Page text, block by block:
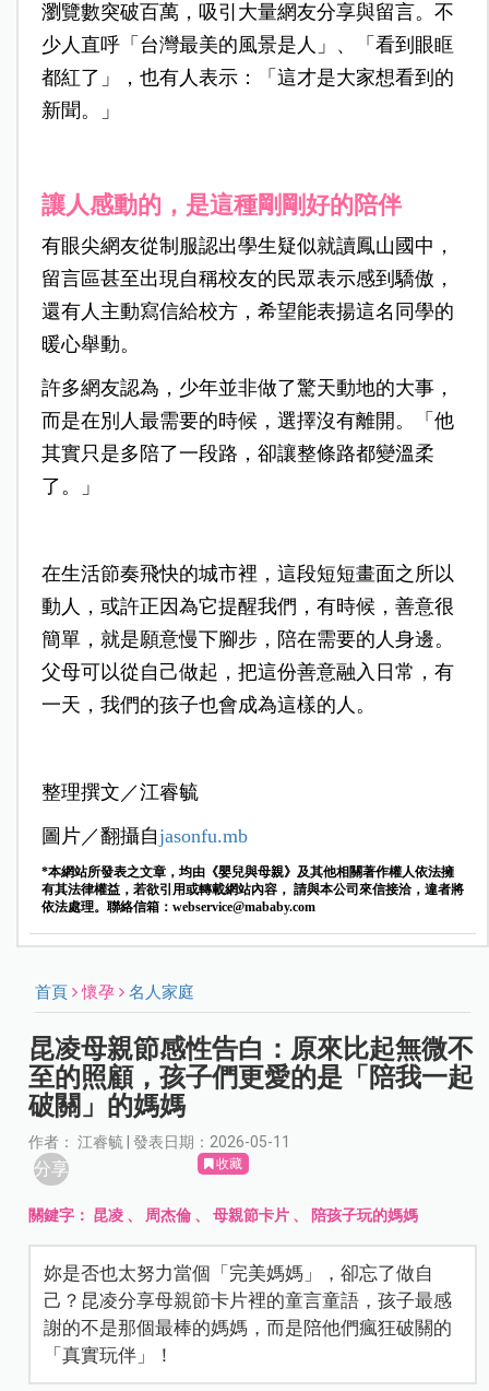
瀏覽數突破百萬，吸引大量網友分享與留言。不
少人直呼「台灣最美的風景是人」、「看到眼眶
都紅了」，也有人表示：「這才是大家想看到的
新聞。」
讓人感動的，是這種剛剛好的陪伴
有眼尖網友從制服認出學生疑似就讀鳳山國中，
留言區甚至出現自稱校友的民眾表示感到驕傲，
還有人主動寫信給校方，希望能表揚這名同學的
暖心舉動。
許多網友認為，少年並非做了驚天動地的大事，
而是在別人最需要的時候，選擇沒有離開。「他
其實只是多陪了一段路，卻讓整條路都變溫柔
了。」
在生活節奏飛快的城市裡，這段短短畫面之所以
動人，或許正因為它提醒我們，有時候，善意很
簡單，就是願意慢下腳步，陪在需要的人身邊。
父母可以從自己做起，把這份善意融入日常，有
一天，我們的孩子也會成為這樣的人。
整理撰文／江睿毓
圖片／翻攝自jasonfu.mb
*本網站所發表之文章，均由《嬰兒與母親》及其他相關著作權人依法擁
有其法律權益，若欲引用或轉載網站內容， 請與本公司來信接洽，違者將
依法處理。聯絡信箱： webservice@mababy.com
首頁 懷孕 名人家庭
昆凌母親節感性告白：原來比起無微不
至的照顧，孩子們更愛的是「陪我一起
破關」的媽媽
作者： 江睿毓 | 發表日期：2026-05-11
分享 收藏
關鍵字： 昆凌 、 周杰倫 、母親節卡片 、 陪孩子玩的媽媽
妳是否也太努力當個「完美媽媽」，卻忘了做自
己？昆凌分享母親節卡片裡的童言童語，孩子最感
謝的不是那個最棒的媽媽，而是陪他們瘋狂破關的
「真實玩伴」！